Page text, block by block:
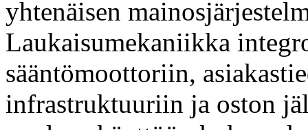
yhtenäisen
Laukaisumekaniikka
sääntömoottoriin,
infrastruktuuriin ja oston